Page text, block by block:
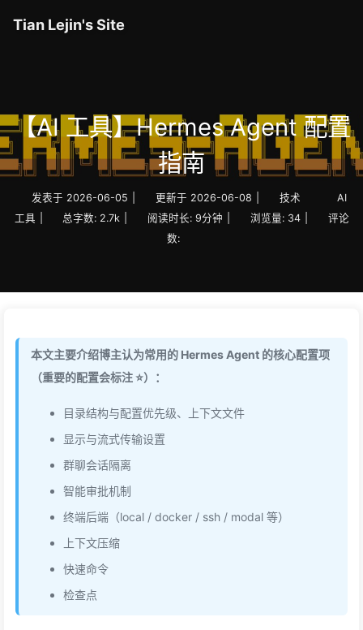
Tian Lejin's Site
【AI 工具】Hermes Agent 配置
指南
发表于 2026-06-05 更新于 2026-06-08 技术
AI
工具
总字数: 2.7k 阅读时长: 9分钟 浏览量: 34
评论
数:
本文主要介绍博主认为常用的 Hermes Agent 的核心配置项
（重要的配置会标注 ⭐️）：
目录结构与配置优先级、上下文文件
显示与流式传输设置
群聊会话隔离
智能审批机制
终端后端（local / docker / ssh / modal 等）
上下文压缩
快速命令
检查点